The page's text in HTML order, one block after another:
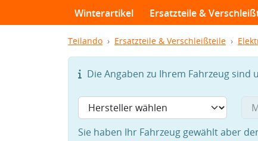
Winterartikel
Ersatzteile &
Teilando Ersatzteile & Verschleißteile
Die Angaben zu Ihrem Fahrzeug
Sie haben Ihr Fahrzeug gewählt aber